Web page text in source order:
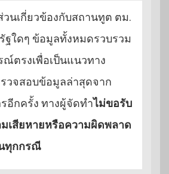
วนเกี่ยวข้องกับสถานทูต ตม.
ฐใดๆ ข้อมูลทั้งหมดรวบรวม
ณ์ตรงเพื่อเป็นแนวทาง
วจสอบข้อมูลล่าสุดจาก
อีกครั้ง ทางผู้จัดทำไม่ขอรับ
เสียหายหรือความผิดพลาด
ทุกกรณี